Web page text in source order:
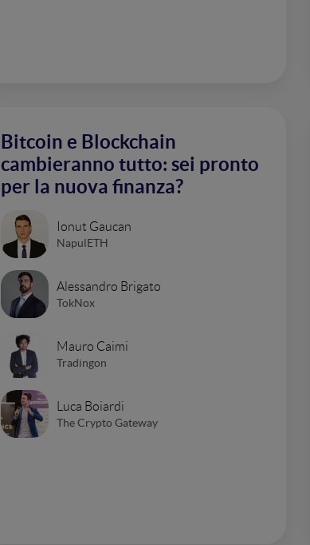
Bitcoin e Blockchain
cambieranno tutto: sei pronto
per la nuova finanza?
Ionut Gaucan
NapulETH
Alessandro Brigato
TokNox
Mauro Caimi
Tradingon
Luca Boiardi
The Crypto Gateway